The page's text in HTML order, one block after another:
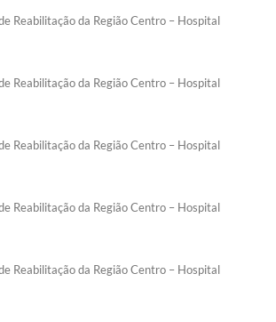
Reabilitação da Região Centro – Hospital
Reabilitação da Região Centro – Hospital
Reabilitação da Região Centro – Hospital
Reabilitação da Região Centro – Hospital
Reabilitação da Região Centro – Hospital